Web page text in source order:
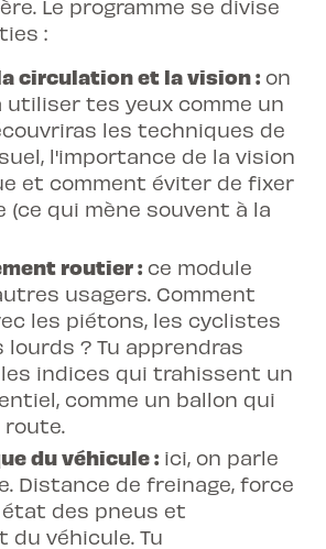
Le programme se divise
:
circulation et la vision : on
utiliser tes yeux comme un
les techniques de
l'importance de la vision
et comment éviter de fixer
(ce qui mène souvent à la
routier : ce module
usagers. Comment
les piétons, les cyclistes
lourds ? Tu apprendras
indices qui trahissent un
comme un ballon qui
route.
du véhicule : ici, on parle
Distance de freinage, force
des pneus et
du véhicule. Tu